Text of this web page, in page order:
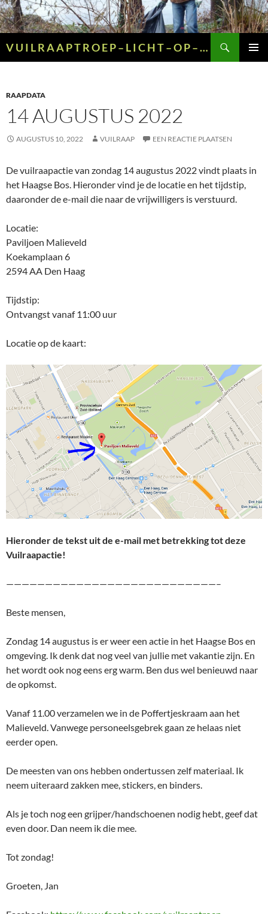
Ga
naar
de
inhoud
V U I L R A A P T R O E P – L I C H T – O P – G R O E N – E N – G E E L
RAAPDATA
14 AUGUSTUS 2022
AUGUSTUS 10, 2022 VUILRAAP EEN REACTIE PLAATSEN
De vuilraapactie van zondag 14 augustus 2022 vindt plaats in
het Haagse Bos. Hieronder vind je de locatie en het tijdstip,
daaronder de e-mail die naar de vrijwilligers is verstuurd.
Locatie:
Paviljoen Malieveld
Koekamplaan 6
2594 AA Den Haag
Tijdstip:
Ontvangst vanaf 11:00 uur
Locatie op de kaart:
Hieronder de tekst uit de e-mail met betrekking tot deze
Vuilraapactie!
———————————————————————————–
Beste mensen,
Zondag 14 augustus is er weer een actie in het Haagse Bos en
omgeving. Ik denk dat nog veel van jullie met vakantie zijn. En
het wordt ook nog eens erg warm. Ben dus wel benieuwd naar
de opkomst.
Vanaf 11.00 verzamelen we in de Poffertjeskraam aan het
Malieveld. Vanwege personeelsgebrek gaan ze helaas niet
eerder open.
De meesten van ons hebben ondertussen zelf materiaal. Ik
neem uiteraard zakken mee, stickers, en binders.
Als je toch nog een grijper/handschoenen nodig hebt, geef dat
even door. Dan neem ik die mee.
Tot zondag!
Groeten, Jan